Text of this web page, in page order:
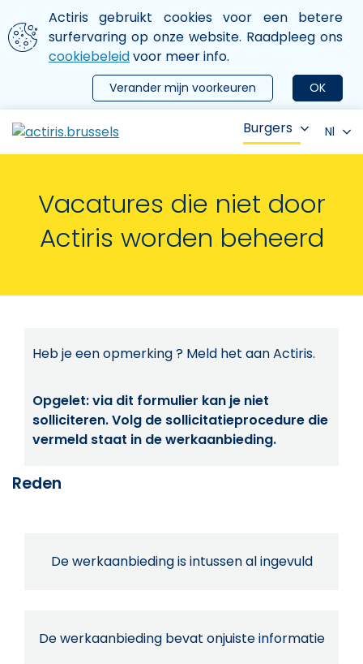
Aller au contenu principal
We gebruiken cookies
Actiris gebruikt cookies voor een betere
surfervaring op onze website. Raadpleeg ons
cookiebeleidvoor meer info.
OK
Verander mijn voorkeuren
le menu
Burgers Nl
Vacatures die niet door
Actiris worden beheerd
Heb je een opmerking ? Meld het aan Actiris.
Opgelet: via dit formulier kan je niet
solliciteren. Volg de sollicitatieprocedure die
vermeld staat in de werkaanbieding.
Reden
De werkaanbieding is intussen al ingevuld
De werkaanbieding bevat onjuiste informatie